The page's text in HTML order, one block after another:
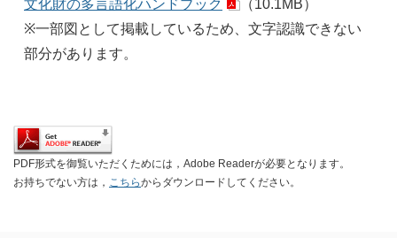
文化財の多言語化ハンドブック
（10.1MB）
※一部図として掲載しているため、文字認識できない
部分があります。
PDF形式を御覧いただくためには，Adobe Readerが必要となります。
お持ちでない方は， こちらからダウンロードしてください。